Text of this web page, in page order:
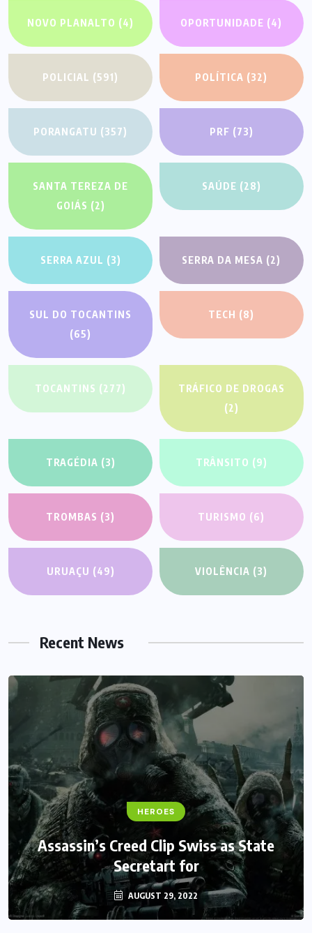
NOVO PLANALTO (4) OPORTUNIDADE (4)
POLICIAL (591) POLÍTICA (32)
PORANGATU (357) PRF (73)
SANTA TEREZA DE
GOIÁS (2)
SAÚDE (28)
SERRA AZUL (3) SERRA DA MESA (2)
SUL DO TOCANTINS
(65)
TECH (8)
TOCANTINS (277)
TRÁFICO DE DROGAS
(2)
TRAGÉDIA (3) TRÂNSITO (9)
TROMBAS (3) TURISMO (6)
URUAÇU (49) VIOLÊNCIA (3)
Recent News
FANTASY
Monster Jam Titans success farms their
efforts
AUGUST 29, 2022